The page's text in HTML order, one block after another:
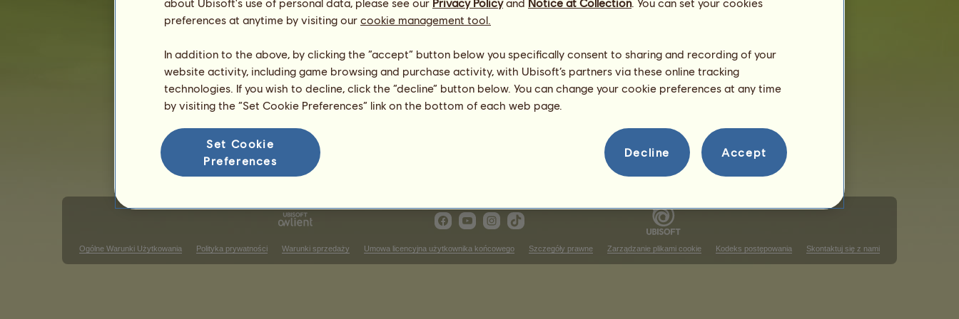
Płeć: klacz
Ogólne Warunki Użytkowania Polityka prywatności Warunki sprzedaży Umowa licencyjna użytkownika końcowego Szczegóły prawne Zarządzanie plikami cookie Kodeks postępowania Skontaktuj się z nami
preferences at anytime by visiting our cookie management tool.
In addition to the above, by clicking the “accept” button below you specifically consent to sharing and recording of your
website activity, including game browsing and purchase activity, with Ubisoft’s partners via these online tracking
technologies. If you wish to decline, click the “decline” button below. You can change your cookie preferences at any time
by visiting the “Set Cookie Preferences” link on the bottom of each web page.
Set Cookie
Preferences
Decline Accept